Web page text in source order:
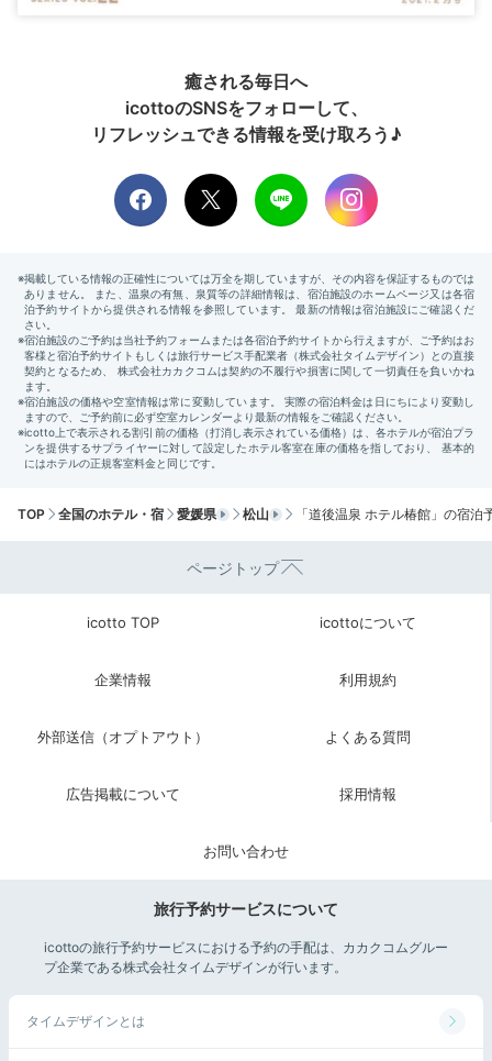
癒される毎日へ
icottoのSNSをフォローして、
リフレッシュできる情報を受け取ろう♪
TOP 全国のホテル・宿 愛媛県 松山 「道後温泉 ホテル椿館」の宿泊
ページトップ
icotto TOP icottoについて
企業情報 利用規約
外部送信（オプトアウト） よくある質問
広告掲載について 採用情報
お問い合わせ
旅行予約サービスについて
icottoの旅行予約サービスにおける予約の手配は、カカクコムグルー
プ企業である株式会社タイムデザインが行います。
タイムデザインとは